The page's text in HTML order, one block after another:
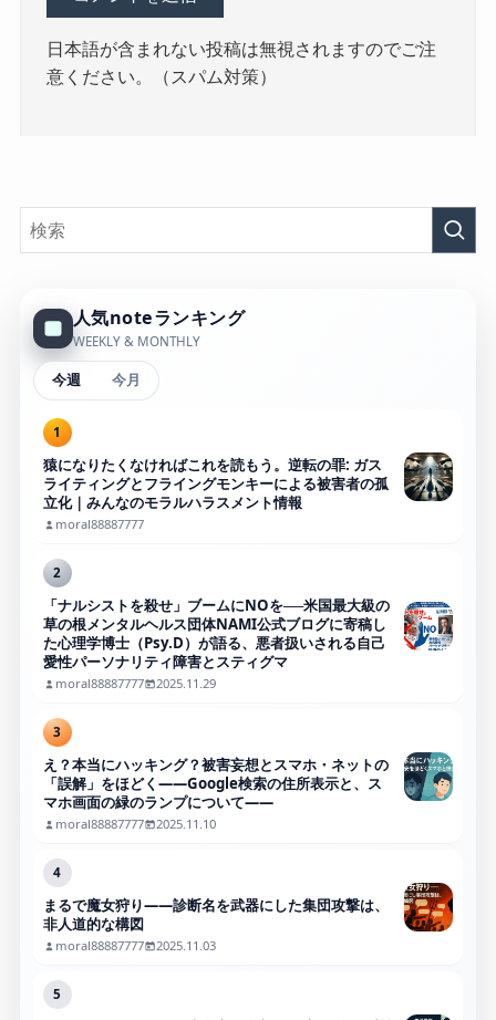
日本語が含まれない投稿は無視されますのでご注
意ください。（スパム対策）
人気noteランキング
WEEKLY & MONTHLY
今週 今月
1
猿になりたくなければこれを読もう。逆転の罪: ガス
ライティングとフライングモンキーによる被害者の孤
立化｜みんなのモラルハラスメント情報
moral88887777
2
「ナルシストを殺せ」ブームにNOを──米国最大級の
草の根メンタルヘルス団体NAMI公式ブログに寄稿し
た心理学博士（Psy.D）が語る、悪者扱いされる自己
愛性パーソナリティ障害とスティグマ
moral88887777 2025.11.29
3
え？本当にハッキング？被害妄想とスマホ・ネットの
「誤解」をほどく――Google検索の住所表示と、ス
マホ画面の緑のランプについて――
moral88887777 2025.11.10
4
まるで魔女狩り——診断名を武器にした集団攻撃は、
非人道的な構図
moral88887777 2025.11.03
5